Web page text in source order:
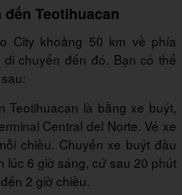
Teotihuacan
City khoảng 50 km về phía
chuyển đến đó. Bạn có thể
Teotihuacan là bằng xe buýt,
Central del Norte. Vé xe
chiều. Chuyến xe buýt đầu
lúc 6 giờ sáng, cứ sau 20 phút
2 giờ chiều.